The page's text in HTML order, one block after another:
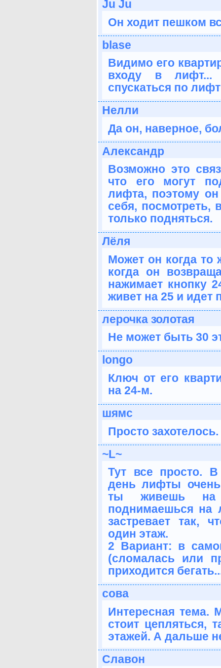
Ju Ju
Он ходит пешком
blase
Видимо его
входу в лифт...
спускаться по
Нелли
Да он, наверное,
Александр
Возможно это
что его могут
лифта, поэтому он
себя, посмотреть,
только подняться.
Лёля
Может он когда то
когда он
нажимает кнопку
живет на 25 и идет
лерочка золотая
Не может быть 30
longo
Ключ от его
на 24-м.
шямс
Просто захотелось.
~L~
Тут все просто.
день лифты
ты живешь на
поднимаешься на
застревает так,
один этаж.
2 Вариант: в
(сломалась или
приходится
сова
Интересная тема.
стоит цепляться,
этажей. А дальше
Славон